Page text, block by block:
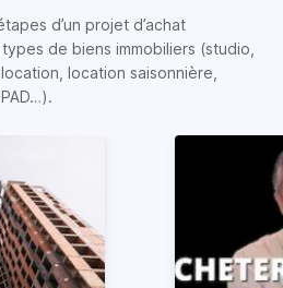
d’un projet d’achat
de biens immobiliers (studio,
location saisonnière,